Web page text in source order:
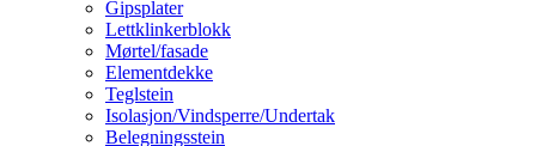
Gipsplater
Lettklinkerblokk
Mørtel/fasade
Elementdekke
Teglstein
Isolasjon/Vindsperre/Undertak
Belegningsstein